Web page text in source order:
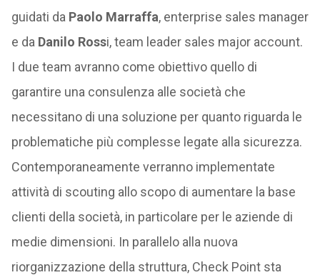
guidati da Paolo Marraffa, enterprise sales manager
e da Danilo Rossi, team leader sales major account.
I due team avranno come obiettivo quello di
garantire una consulenza alle società che
necessitano di una soluzione per quanto riguarda le
problematiche più complesse legate alla sicurezza.
Contemporaneamente verranno implementate
attività di scouting allo scopo di aumentare la base
clienti della società, in particolare per le aziende di
medie dimensioni. In parallelo alla nuova
riorganizzazione della struttura, Check Point sta